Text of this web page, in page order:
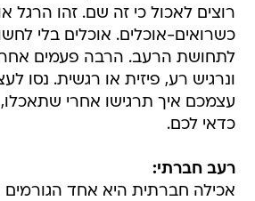
רוצים לאכול כי זה שם. זהו הרגל
כשרואים-אוכלים. אוכלים בלי
לתחושת הרעב. הרבה פעמים
ונרגיש רע, פיזית או רגשית. נסו
עצמכם איך תרגישו אחרי
כדאי לכם.
רעב חברתי:
אכילה חברתית היא אחד הגורמים